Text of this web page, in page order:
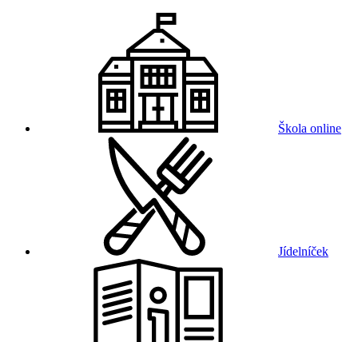
Škola online
Jídelníček